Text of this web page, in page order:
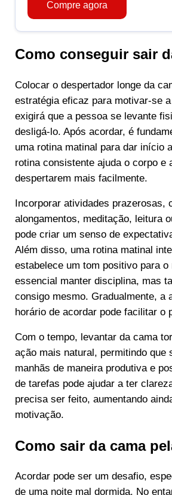
Compre agora
Como conseguir sair
Colocar o despertador longe da
estratégia eficaz para motivar-se
exigirá que a pessoa se levante
desligá-lo. Após acordar, é
uma rotina matinal para dar início
rotina consistente ajuda o corpo e
despertarem mais facilmente.
Incorporar atividades prazerosas,
alongamentos, meditação, leitura
pode criar um senso de
Além disso, uma rotina matinal
estabelece um tom positivo para
essencial manter disciplina, mas
consigo mesmo. Gradualmente, a
horário de acordar pode facilitar o
Com o tempo, levantar da cama
ação mais natural, permitindo que
manhãs de maneira produtiva e
de tarefas pode ajudar a ter
precisa ser feito, aumentando
motivação.
Como sair da cama
Acordar pode ser um desafio,
de uma noite mal dormida. No